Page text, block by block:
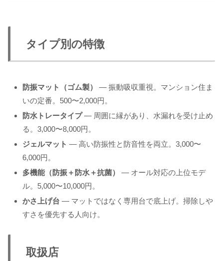
タイプ別の特徴
防振マット（ゴム製）
— 振動吸収重視。マンション住ま
いの定番。500〜2,000円。
防水トレータイプ— 周囲に縁があり、水漏れを受け止め
る。3,000〜8,000円。
ジェルマット — 高い防振性と防音性を両立。3,000〜
6,000円。
多機能（防振＋防水＋抗菌）
— オール対応の上位モデ
ル。5,000〜10,000円。
かさ上げ台 — マットではなく専用台で底上げ。掃除しや
すさを優先する人向け。
取扱店